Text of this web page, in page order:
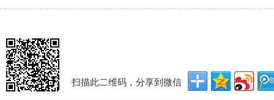
扫描此二维码，分享到微信